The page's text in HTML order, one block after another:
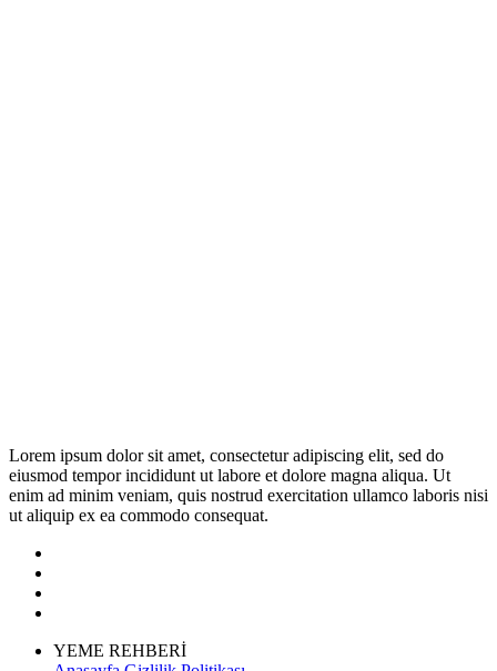
Lorem ipsum dolor sit amet, consectetur adipiscing elit, sed do
eiusmod tempor incididunt ut labore et dolore magna aliqua. Ut
enim ad minim veniam, quis nostrud exercitation ullamco laboris nisi
ut aliquip ex ea commodo consequat.
YEME REHBERİ